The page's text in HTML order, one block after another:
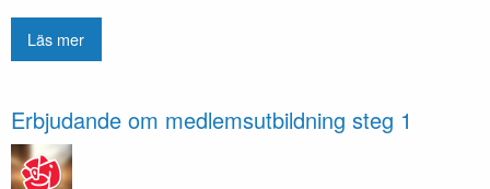
Läs mer
Erbjudande om medlemsutbildning steg 1